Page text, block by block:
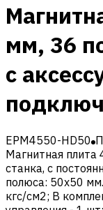
мм, 36
с
EPM4550-HD50
Магнитная
станка, с
полюса: 50x50
кгс/см2; В